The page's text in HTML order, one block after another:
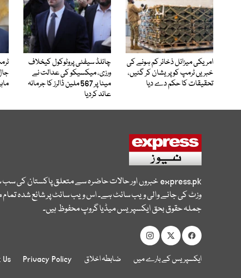
امریکی میزائل ذخائر کم ہونے کی
خبریں ٹرمپ کو پریشان کر گئیں،
تحقیقات کا حکم دے دیا
چائلڈ سیفٹی پروٹوکول کیخلاف
ورزی، میکسیکو کی عدالت نے
میٹا پر 567 ملین ڈالرز کا جرمانہ
عائد کردیا
express.pkخبروں اور حالات حاضرہ سے متعلق پاکستان کی سب
وزٹ کی جانے والی ویب سائٹ ہے۔ اس ویب سائٹ پر شائع شدہ تمام
جملہ حقوق بحق ایکسپریس میڈیا گروپ محفوظ ہیں۔
ایکسپریس کے بارے میں ضابطہ اخلاق Privacy Policy